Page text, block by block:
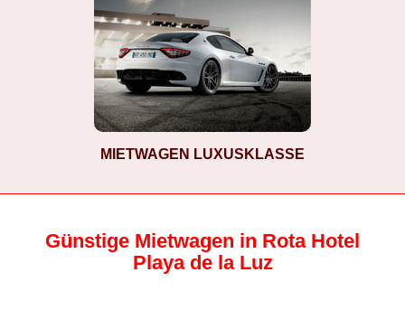
MIETWAGEN LUXUSKLASSE
Günstige Mietwagen in Rota Hotel
Playa de la Luz